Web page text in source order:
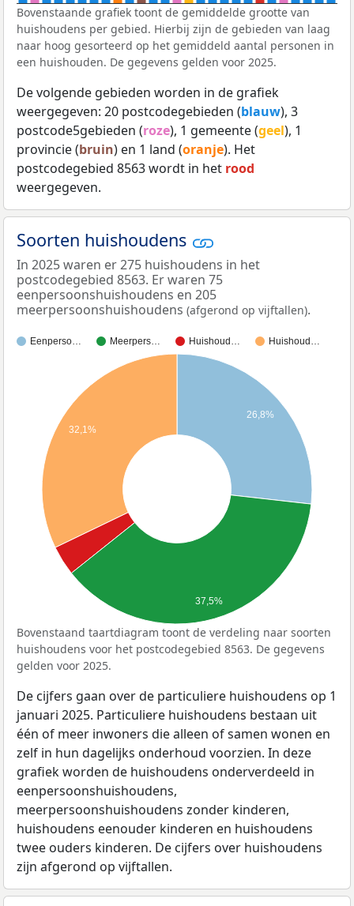
Bovenstaande grafiek toont de gemiddelde grootte van
huishoudens per gebied. Hierbij zijn de gebieden van laag
naar hoog gesorteerd op het gemiddeld aantal personen in
een huishouden. De gegevens gelden voor 2025.
De volgende gebieden worden in de grafiek
weergegeven: 20 postcodegebieden (blauw), 3
postcode5gebieden (roze), 1 gemeente (geel), 1
provincie (bruin) en 1 land (oranje). Het
postcodegebied 8563 wordt in het rood
weergegeven.
Soorten huishoudens
In 2025 waren er 275 huishoudens in het
postcodegebied 8563. Er waren 75
eenpersoonshuishoudens en 205
meerpersoonshuishoudens (afgerond op vijftallen).
Eenperso… Meerpers… Huishoud… Huishoud…
26,8%
32,1%
37,5%
Bovenstaand taartdiagram toont de verdeling naar soorten
huishoudens voor het postcodegebied 8563. De gegevens
gelden voor 2025.
De cijfers gaan over de particuliere huishoudens op 1
januari 2025. Particuliere huishoudens bestaan uit
één of meer inwoners die alleen of samen wonen en
zelf in hun dagelijks onderhoud voorzien. In deze
grafiek worden de huishoudens onderverdeeld in
eenpersoonshuishoudens,
meerpersoonshuishoudens zonder kinderen,
huishoudens eenouder kinderen en huishoudens
twee ouders kinderen. De cijfers over huishoudens
zijn afgerond op vijftallen.